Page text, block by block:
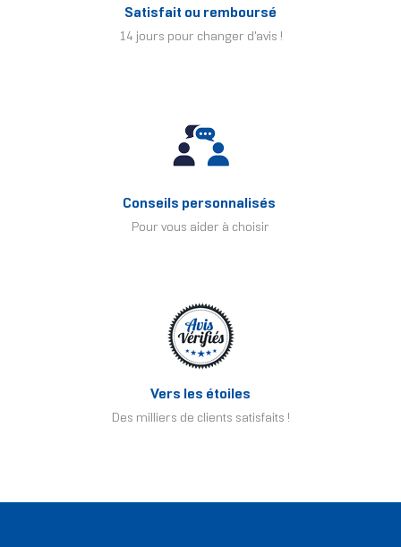
Satisfait ou remboursé
14 jours pour changer d'avis !
Conseils personnalisés
Pour vous aider à choisir
Vers les étoiles
Des milliers de clients satisfaits !